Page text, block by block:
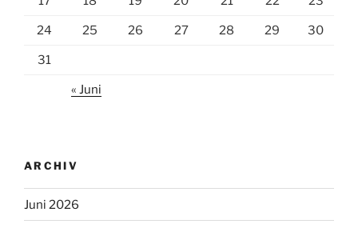
24 25 26 27 28 29 30
31
« Juni
ARCHIV
Juni 2026